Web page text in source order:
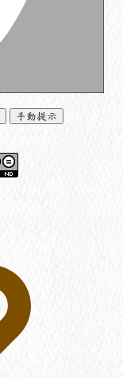
手動提示